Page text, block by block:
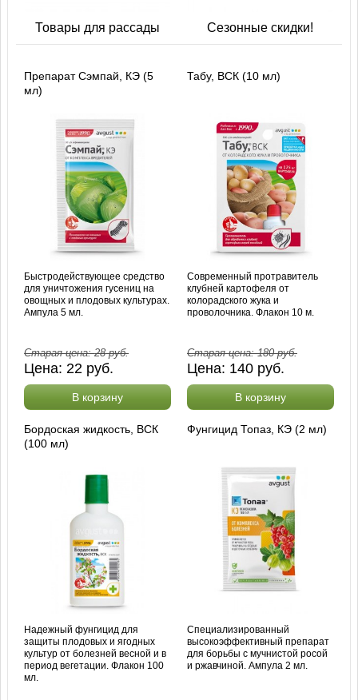
Товары для рассады Сезонные скидки!
Препарат Сэмпай, КЭ (5
мл)
Быстродействующее средство
для уничтожения гусениц на
овощных и плодовых культурах.
Ампула 5 мл.
Старая цена:28руб.
Цена:22 руб.
В корзину
Табу, ВСК (10 мл)
Современный протравитель
клубней картофеля от
колорадского жука и
проволочника. Флакон 10 м.
Старая цена:180руб.
Цена: 140 руб.
В корзину
Бордоская жидкость, ВСК
(100 мл)
Надежный фунгицид для
защиты плодовых и ягодных
культур от болезней весной и в
период вегетации. Флакон 100
мл.
Фунгицид Топаз, КЭ (2 мл)
Специализированный
высокоэффективный препарат
для борьбы с мучнистой росой
и ржавчиной. Ампула 2 мл.